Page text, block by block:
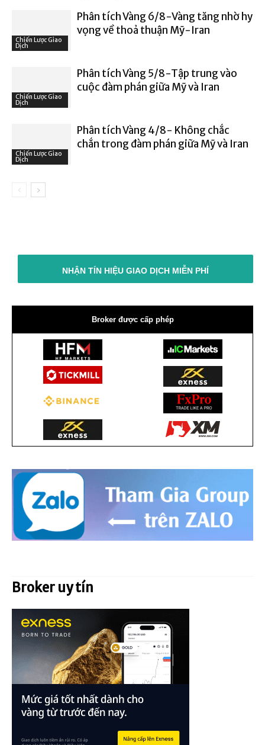
Chiến Lược Giao
Dịch
Phân tích Vàng 6/8-Vàng tăng nhờ hy
vọng về thoả thuận Mỹ-Iran
Chiến Lược Giao
Dịch
Phân tích Vàng 5/8-Tập trung vào
cuộc đàm phán giữa Mỹ và Iran
Chiến Lược Giao
Dịch
Phân tích Vàng 4/8- Không chắc
chắn trong đàm phán giữa Mỹ và Iran
NHẬN TÍN HIỆU GIAO DỊCH MIỄN PHÍ
Broker được cấp phép
Broker uy tín